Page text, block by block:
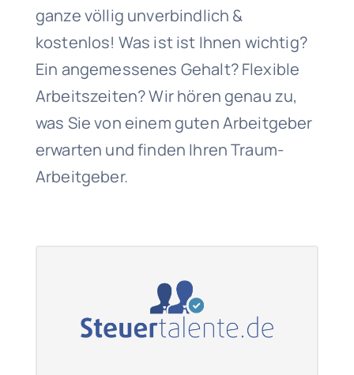
ganze völlig unverbindlich &
kostenlos! Was ist ist Ihnen wichtig?
Ein angemessenes Gehalt? Flexible
Arbeitszeiten? Wir hören genau zu,
was Sie von einem guten Arbeitgeber
erwarten und finden Ihren Traum-
Arbeitgeber.